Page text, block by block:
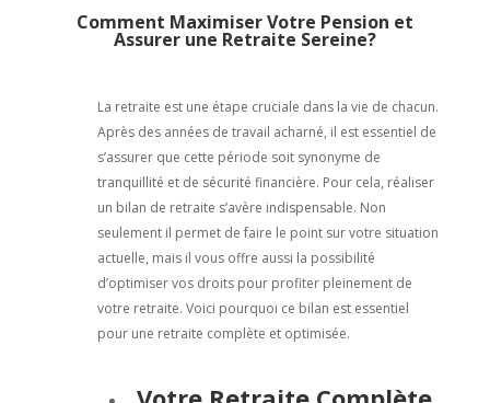
Comment Maximiser Votre Pension et
Assurer une Retraite Sereine?
La retraite est une étape cruciale dans la vie de chacun.
Après des années de travail acharné, il est essentiel de
s’assurer que cette période soit synonyme de
tranquillité et de sécurité financière. Pour cela, réaliser
un bilan de retraite s’avère indispensable. Non
seulement il permet de faire le point sur votre situation
actuelle, mais il vous offre aussi la possibilité
d’optimiser vos droits pour profiter pleinement de
votre retraite. Voici pourquoi ce bilan est essentiel
pour une retraite complète et optimisée.